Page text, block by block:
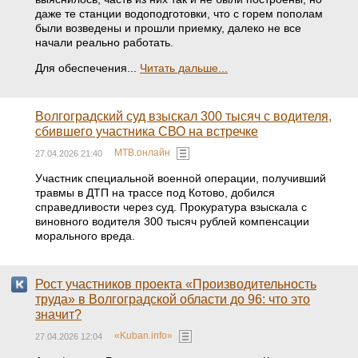
даже те станции водоподготовки, что с горем пополам
были возведены и прошли приемку, далеко не все
начали реально работать.
Для обеспечения... Читать дальше...
Волгоградский суд взыскал 300 тысяч с водителя,
сбившего участника СВО на встречке
27.04.2026 21:40 МТВ.онлайн
Участник специальной военной операции, получивший
травмы в ДТП на трассе под Котово, добился
справедливости через суд. Прокуратура взыскала с
виновного водителя 300 тысяч рублей компенсации
морального вреда.
Рост участников проекта «Производительность
труда» в Волгоградской области до 96: что это
значит?
27.04.2026 12:04 «Kuban.info»